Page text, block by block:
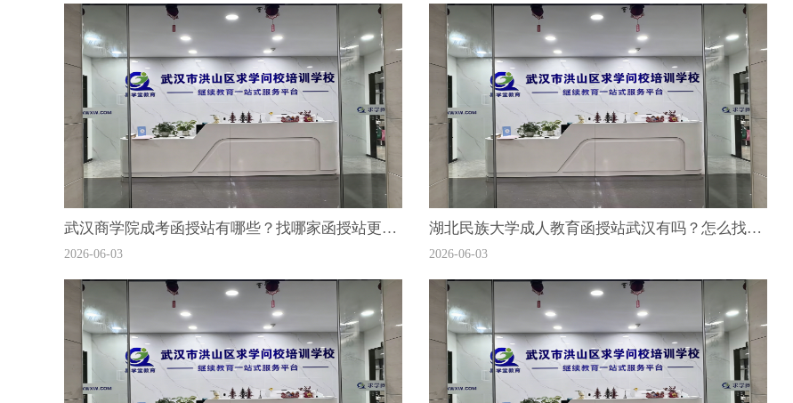
武汉商学院成考函授站有哪些？找哪家函授站更专业？
2026-06-03
湖北民族大学成人教育函授站武汉有吗？怎么找服务机构？
2026-06-03